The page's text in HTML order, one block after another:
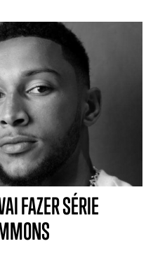
FAZER SÉRIE